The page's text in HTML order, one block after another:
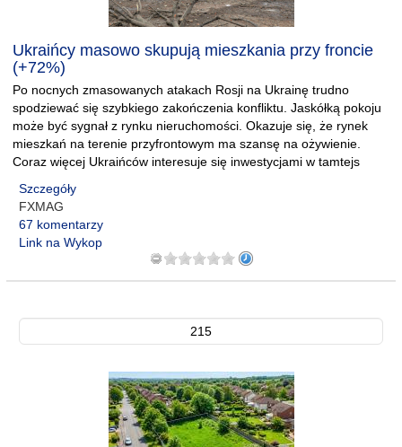
Ukraińcy masowo skupują mieszkania przy froncie
(+72%)
Po nocnych zmasowanych atakach Rosji na Ukrainę trudno
spodziewać się szybkiego zakończenia konfliktu. Jaskółką pokoju
może być sygnał z rynku nieruchomości. Okazuje się, że rynek
mieszkań na terenie przyfrontowym ma szansę na ożywienie.
Coraz więcej Ukraińców interesuje się inwestycjami w tamtejs
Szczegóły
FXMAG
67 komentarzy
Link na Wykop
215